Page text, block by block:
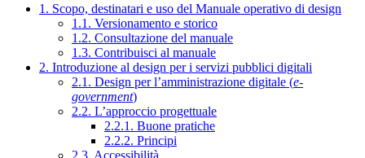
1. Scopo, destinatari e uso del Manuale operativo di design
1.1. Versionamento e storico
1.2. Consultazione del manuale
1.3. Contribuisci al manuale
2. Introduzione al design per i servizi pubblici digitali
2.1. Design per l’amministrazione digitale (e-
government)
2.2. L’approccio progettuale
2.2.1. Buone pratiche
2.2.2. Principi
2.3. Accessibilità